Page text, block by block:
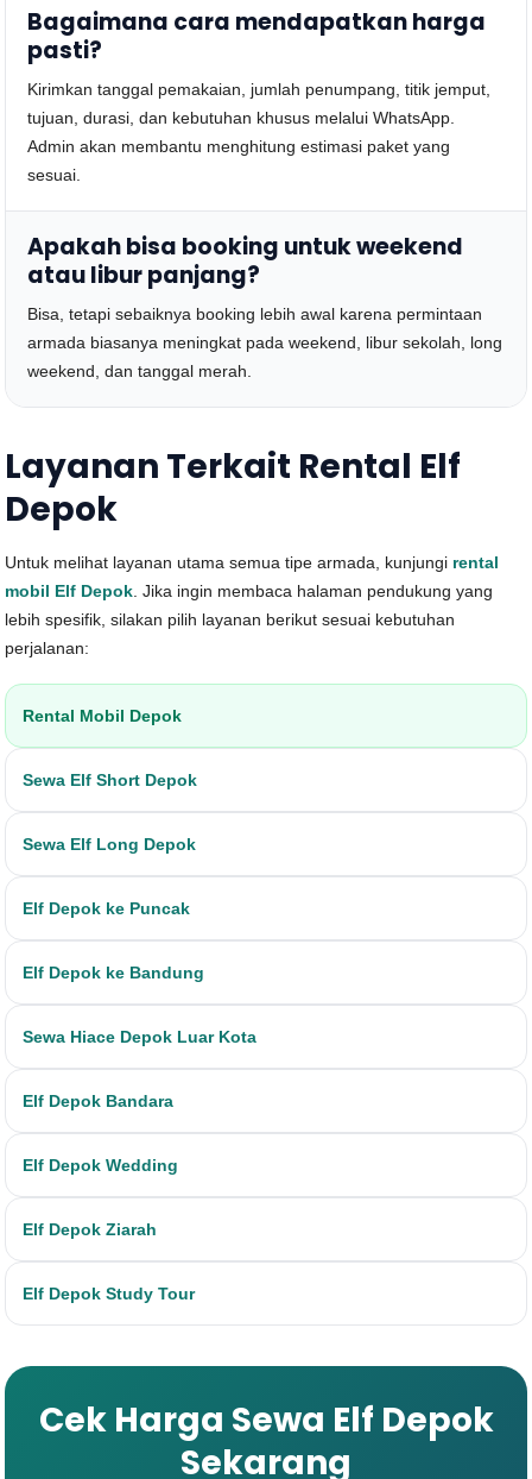
Bagaimana cara mendapatkan harga
pasti?
Kirimkan tanggal pemakaian, jumlah penumpang, titik jemput,
tujuan, durasi, dan kebutuhan khusus melalui WhatsApp.
Admin akan membantu menghitung estimasi paket yang
sesuai.
Apakah bisa booking untuk weekend
atau libur panjang?
Bisa, tetapi sebaiknya booking lebih awal karena permintaan
armada biasanya meningkat pada weekend, libur sekolah, long
weekend, dan tanggal merah.
Layanan Terkait Rental Elf
Depok
Untuk melihat layanan utama semua tipe armada, kunjungi rental
mobil Elf Depok . Jika ingin membaca halaman pendukung yang
lebih spesifik, silakan pilih layanan berikut sesuai kebutuhan
perjalanan:
Rental Mobil Depok
Sewa Elf Short Depok
Sewa Elf Long Depok
Elf Depok ke Puncak
Elf Depok ke Bandung
Sewa Hiace Depok Luar Kota
Elf Depok Bandara
Elf Depok Wedding
Elf Depok Ziarah
Elf Depok Study Tour
Cek Harga Sewa Elf Depok
Sekarang